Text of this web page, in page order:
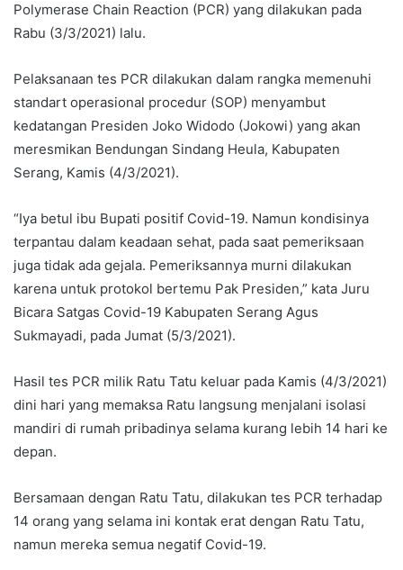
Polymerase Chain Reaction (PCR) yang dilakukan pada
Rabu (3/3/2021) lalu.
Pelaksanaan tes PCR dilakukan dalam rangka memenuhi
standart operasional procedur (SOP) menyambut
kedatangan Presiden Joko Widodo (Jokowi) yang akan
meresmikan Bendungan Sindang Heula, Kabupaten
Serang, Kamis (4/3/2021).
“Iya betul ibu Bupati positif Covid-19. Namun kondisinya
terpantau dalam keadaan sehat, pada saat pemeriksaan
juga tidak ada gejala. Pemeriksannya murni dilakukan
karena untuk protokol bertemu Pak Presiden,” kata Juru
Bicara Satgas Covid-19 Kabupaten Serang Agus
Sukmayadi, pada Jumat (5/3/2021).
Hasil tes PCR milik Ratu Tatu keluar pada Kamis (4/3/2021)
dini hari yang memaksa Ratu langsung menjalani isolasi
mandiri di rumah pribadinya selama kurang lebih 14 hari ke
depan.
Bersamaan dengan Ratu Tatu, dilakukan tes PCR terhadap
14 orang yang selama ini kontak erat dengan Ratu Tatu,
namun mereka semua negatif Covid-19.